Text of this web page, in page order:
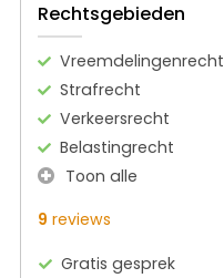
Rechtsgebieden
Vreemdelingenrecht
Strafrecht
Verkeersrecht
Belastingrecht
Toon alle
9 reviews
Gratis gesprek